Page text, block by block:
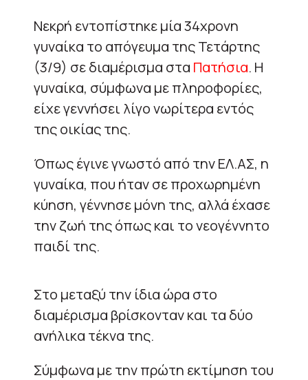
Νεκρή εντοπίστηκε μία 34χρονη
γυναίκα το απόγευμα της Τετάρτης
(3/9) σε διαμέρισμα στα Πατήσια. Η
γυναίκα, σύμφωνα με πληροφορίες,
είχε γεννήσει λίγο νωρίτερα εντός
της οικίας της.
Όπως έγινε γνωστό από την ΕΛ.ΑΣ, η
γυναίκα, που ήταν σε προχωρημένη
κύηση, γέννησε μόνη της, αλλά έχασε
την ζωή της όπως και το νεογέννητο
παιδί της.
Στο μεταξύ την ίδια ώρα στο
διαμέρισμα βρίσκονταν και τα δύο
ανήλικα τέκνα της.
Σύμφωνα με την πρώτη εκτίμηση του